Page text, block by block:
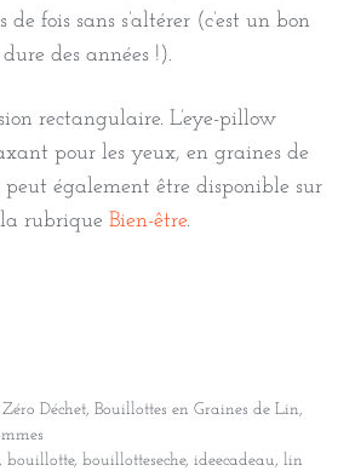
fois sans s’altérer (c’est un bon
des années !).
rectangulaire. L’eye-pillow
pour les yeux, en graines de
également être disponible sur
rubrique Bien-être.
Déchet, Bouillottes en Graines de Lin,
, bouillotte, bouillotteseche, ideecadeau, lin